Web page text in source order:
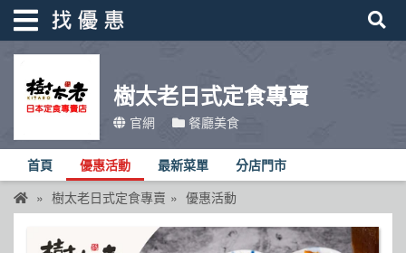
樹太老日式定食專賣
官網 餐廳美食
首頁 優惠活動 最新菜單 分店門市
樹太老日式定食專賣 優惠活動
找優惠
優惠活動
折價卷
線上DM